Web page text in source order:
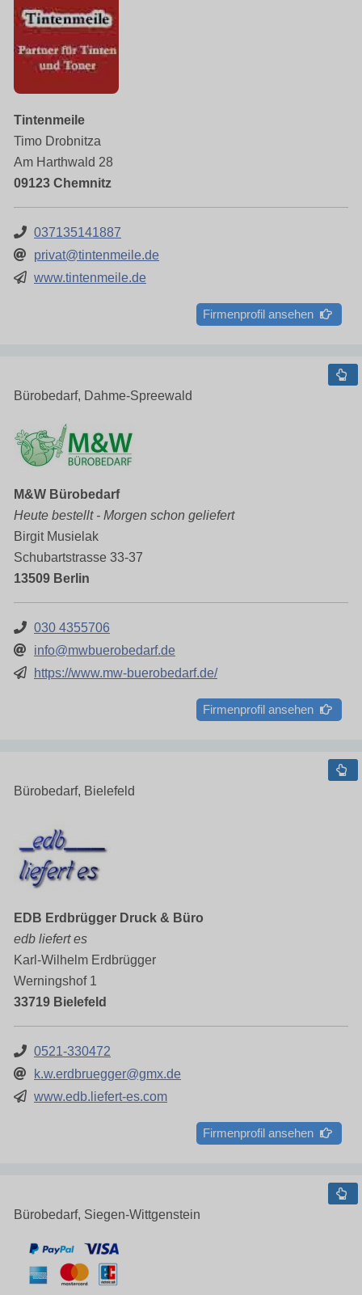
Tintenmeile
Timo Drobnitza
Am Harthwald 28
09123 Chemnitz
037135141887
privat@tintenmeile.de
www.tintenmeile.de
Firmenprofil ansehen
Bürobedarf, Dahme-Spreewald
M&W Bürobedarf
Heute bestellt - Morgen schon geliefert
Birgit Musielak
Schubartstrasse 33-37
13509 Berlin
030 4355706
info@mwbuerobedarf.de
https://www.mw-buerobedarf.de/
Firmenprofil ansehen
Bürobedarf, Bielefeld
EDB Erdbrügger Druck & Büro
edb liefert es
Karl-Wilhelm Erdbrügger
Werningshof 1
33719 Bielefeld
0521-330472
k.w.erdbruegger@gmx.de
www.edb.liefert-es.com
Firmenprofil ansehen
Bürobedarf, Siegen-Wittgenstein